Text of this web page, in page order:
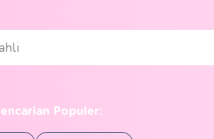
Populer: